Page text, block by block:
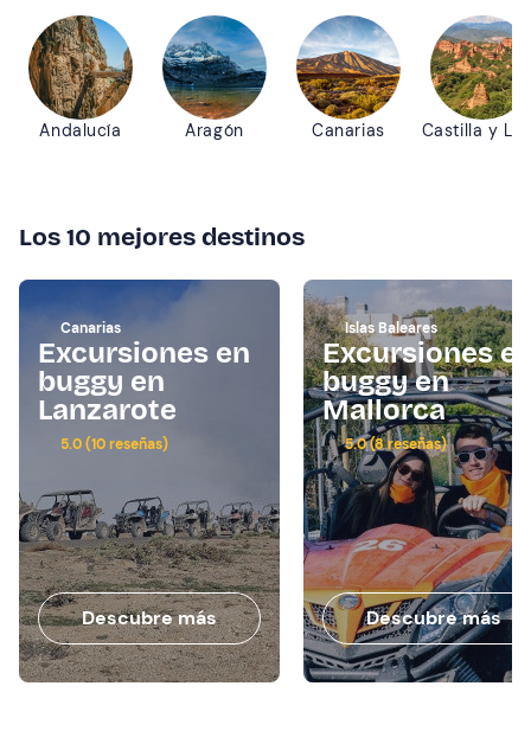
Andalucía Aragón Canarias Castilla y
Los 10 mejores destinos
Canarias
Excursiones en
buggy en
Lanzarote
5.0 (10 reseñas)
Descubre más
Islas Baleares
Excursiones
buggy en
Mallorca
5.0 (8 reseñas)
Descubre más